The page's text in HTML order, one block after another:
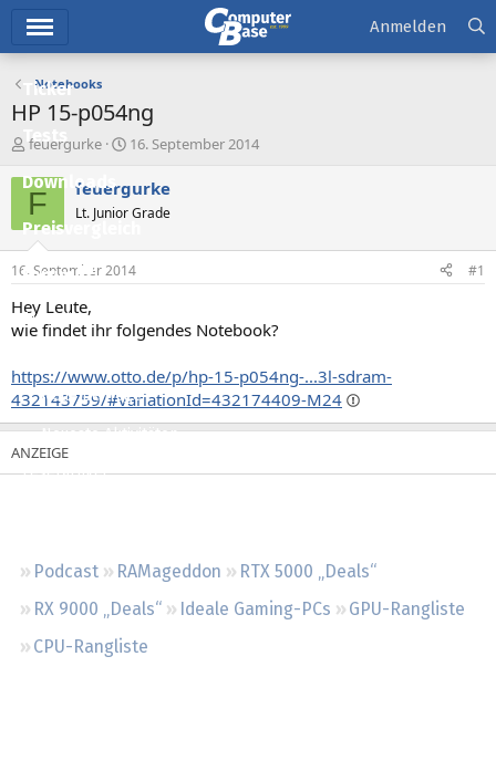
Ticker
Tests
Downloads
Preisvergleich
Forum
Aktuelles
Neue Beiträge
Neueste Aktivitäten
Leserartikel
Podcast RAMageddon
RTX 5000 „Deals“
RX 9000 „Deals“
Ideale Gaming-PCs
GPU-Rangliste
CPU-Rangliste
Anmelden
Notebooks
HP 15-p054ng
E
s
e
e
r
feuergurke
E
s
t
e
t
m
16. September 2014
F feuergurke
Lt. Junior Grade
16. September 2014 #1
Hey Leute,
wie findet ihr folgendes Notebook?
https://www.otto.de/p/hp-15-p054ng-...3l-sdram-
432143759/#variationId=432174409-M24